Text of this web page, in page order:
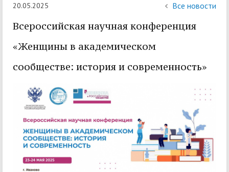
20.05.2025 Все новости
Всероссийская научная конференция
«Женщины в академическом
сообществе: история и современность»